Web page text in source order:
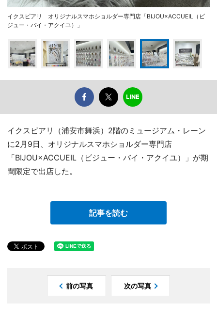
イクスピアリ オリジナルスマホショルダー専門店「BIJOU×ACCUEIL（ビ
ジュー・バイ・アクイユ）」
イクスピアリ（浦安市舞浜）2階のミュージアム・レーン
に2月9日、オリジナルスマホショルダー専門店
「BIJOU×ACCUEIL（ビジュー・バイ・アクイユ）」が期
間限定で出店した。
記事を読む
前の写真 次の写真